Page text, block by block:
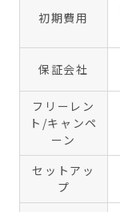
初期費用
保証会社
フリーレン
ト /キャンペ
ーン
セットアッ
プ